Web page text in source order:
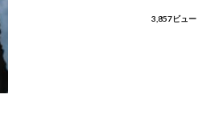
3,857ビュー